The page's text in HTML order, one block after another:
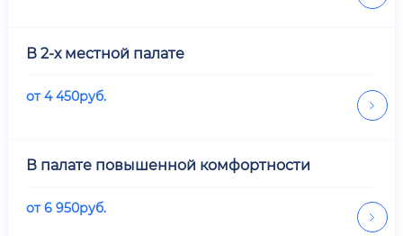
В 2-х местной палате
от4 450руб.
В палате повышенной комфортности
от6 950руб.